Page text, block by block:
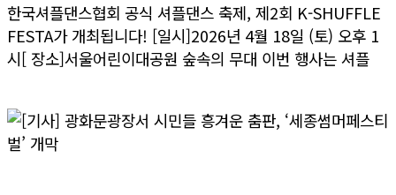
한국셔플댄스협회 공식 셔플댄스 축제, 제2회 K-SHUFFLE
FESTA가 개최됩니다! [일시]2026년 4월 18일 (토) 오후 1
시[ 장소]서울어린이대공원 숲속의 무대 이번 행사는 셔플